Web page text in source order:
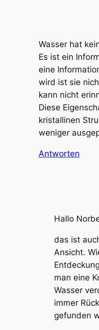
Wasser hat
Es ist ein
eine
wird ist sie
kann nicht
Diese
kristallinen
weniger
Antworten
Hallo
das ist
Ansicht.
man eine
Wasser
immer
gefunden